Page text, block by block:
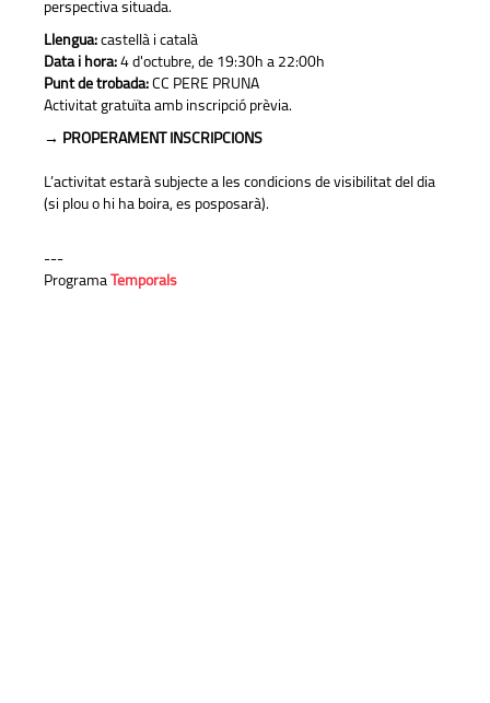
perspectiva situada.
Llengua: castellà i català
Data i hora: 4 d'octubre, de 19:30h a 22:00h
Punt de trobada: CC PERE PRUNA
Activitat gratuïta amb inscripció prèvia.
→ PROPERAMENT INSCRIPCIONS
L’activitat estarà subjecte a les condicions de visibilitat del dia
(si plou o hi ha boira, es posposarà).
---
Programa Temporals